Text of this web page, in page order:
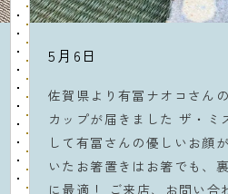
5月6日
佐賀県より有冨ナオコさん
カップが届きました ザ・ミ
して有冨さんの優しいお顔
いたお箸置きはお箸でも、
に最適！ ご来店、お問い合